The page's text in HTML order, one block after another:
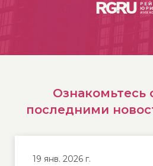
Ознакомьтесь
последними
19 янв. 2026 г.